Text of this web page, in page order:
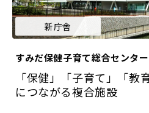
「保健」「子育て」「教
につながる複合施設
すみだ保健子育て総合センター
新庁舎